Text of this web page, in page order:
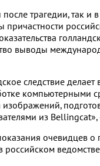
трагедии, так и
выводы
следствие
компьютерными
из
очевидцев